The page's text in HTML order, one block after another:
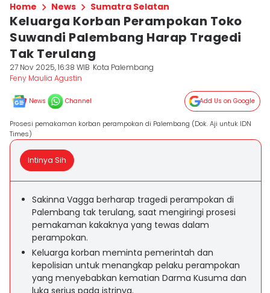
Home News Sumatra Selatan
Keluarga Korban Perampokan Toko
Suwandi Palembang Harap Tragedi
Tak Terulang
27 Nov 2025, 16:38 WIB Kota Palembang
Feny Maulia Agustin
News Channel Add Us on Google
Prosesi pemakaman korban perampokan di Palembang (Dok. Aji untuk IDN
Times)
Intinya Sih
Sakinna Vagga berharap tragedi perampokan di
Palembang tak terulang, saat mengiringi prosesi
pemakaman kakaknya yang tewas dalam
perampokan.
Keluarga korban meminta pemerintah dan
kepolisian untuk menangkap pelaku perampokan
yang menyebabkan kematian Darma Kusuma dan
luka serius pada istrinya.